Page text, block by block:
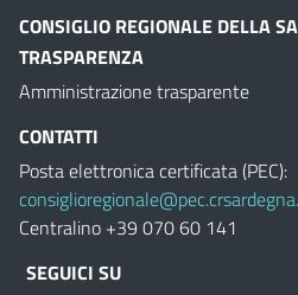
CONSIGLIO REGIONALE DELLA
TRASPARENZA
Amministrazione trasparente
CONTATTI
Posta elettronica certificata (PEC):
Centralino +39 070 60 141
SEGUICI SU